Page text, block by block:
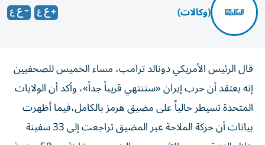
(وكالات)
قال الرئيس الأمريكي ‌دونالد ترامب، مساء الخميس للصحفيين
إنه يعتقد ​أن حرب إيران «ستنتهي قريباً جداً»، وأكد أن الولايات
المتحدة تسيطر حالياً على مضيق هرمز بالكامل،فيما أظهرت
بيانات أن حركة الملاحة عبر المضيق تراجعت إلى 33 سفينة